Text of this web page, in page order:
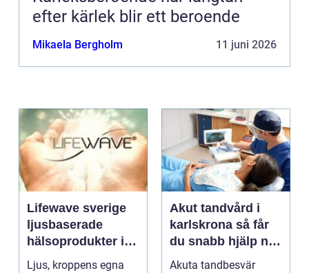
efter kärlek blir ett beroende
Mikaela Bergholm 11 juni 2026
Lifewave sverige
ljusbaserade
hälsoprodukter i
fokus
Ljus, kroppens egna
Akut tandvård i
karlskrona så får
du snabb hjälp när
tanden krisar
Akuta tandbesvär